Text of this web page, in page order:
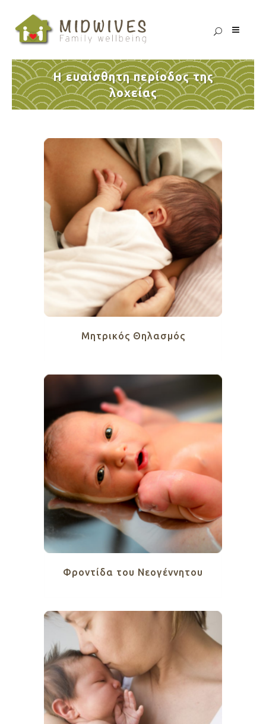
H ευαίσθητη περίοδος της
λοχείας
Mητρικός Θηλασμός
Φροντίδα του Νεογέννητου